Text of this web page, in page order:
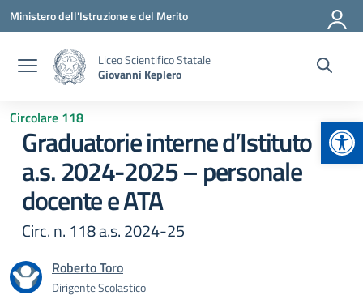
Vai ai contenuti
Vai al menu di navigazione
Vai al footer
Ministero dell'Istruzione e del Merito
Liceo Scientifico Statale
Giovanni Keplero
Circolare 118
Graduatorie interne d’Istituto
a.s. 2024-2025 – personale
docente e ATA
Circ. n. 118 a.s. 2024-25
Roberto Toro
Dirigente Scolastico